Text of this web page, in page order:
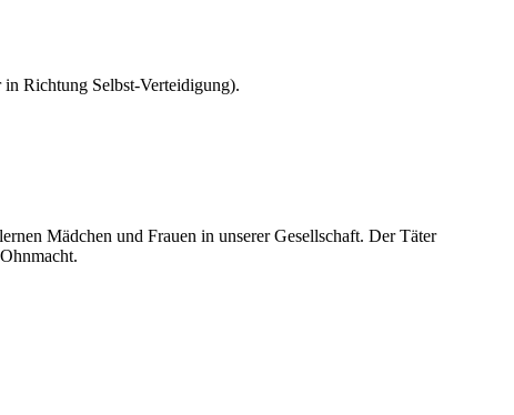
Richtung Selbst-Verteidigung).
Mädchen und Frauen in unserer Gesellschaft. Der Täter